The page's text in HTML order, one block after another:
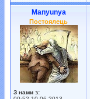
Manyunya
Постоялець
З нами з: